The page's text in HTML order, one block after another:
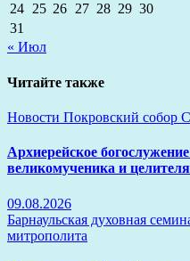
24 25 26 27 28 29 30
31
« Июл
Читайте также
Новости Покровский собор
Архиерейское
великомученика и
09.08.2026
Барнаульская духовная
митрополита